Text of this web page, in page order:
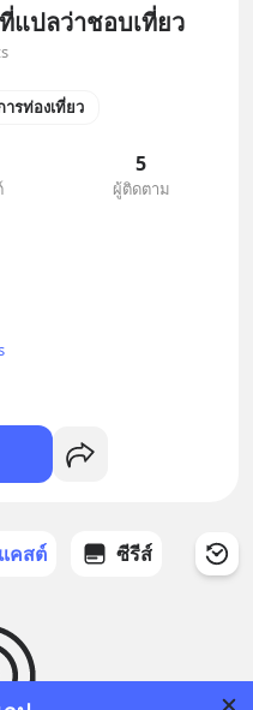
แปลว่าชอบเที่ยว
ารท่องเที่ยว
5
ผู้ติดตาม
คสต์ ซีรีส์